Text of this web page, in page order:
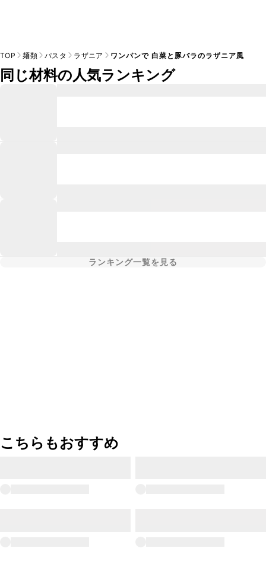
TOP 麺類 パスタ ラザニア ワンパンで 白菜と豚バラのラザニア風
同じ材料の人気ランキング
ランキング一覧を見る
こちらもおすすめ